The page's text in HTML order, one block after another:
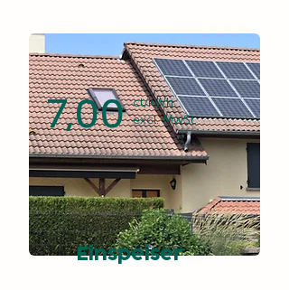
ct/kWh
excl. MwSt.
7,00
Einspeiser